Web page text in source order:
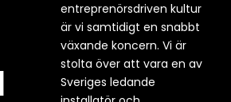
entreprenörsdriven kultur
är vi samtidigt en snabbt
växande koncern. Vi är
stolta över att vara en av
Sveriges ledande